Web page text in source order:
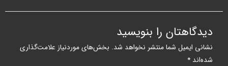
دیدگاهتان را بنویسید
نشانی ایمیل شما منتشر نخواهد شد. بخش‌های موردنیاز علامت‌گذاری
شده‌اند *